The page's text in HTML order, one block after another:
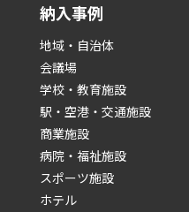
納入事例
地域・自治体
会議場
学校・教育施設
駅・空港・交通施設
商業施設
病院・福祉施設
スポーツ施設
ホテル